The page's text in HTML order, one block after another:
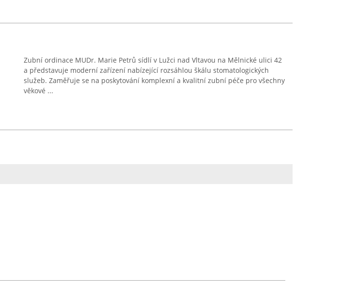
Zubní ordinace MUDr. Marie Petrů sídlí v Lužci nad Vltavou na Mělnické ulici 42
a představuje moderní zařízení nabízející rozsáhlou škálu stomatologických
služeb. Zaměřuje se na poskytování komplexní a kvalitní zubní péče pro všechny
věkové ...